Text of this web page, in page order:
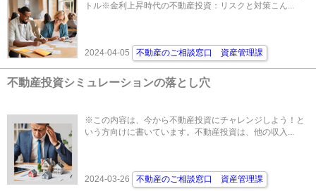
トル※金利上昇時代の不動産投資：リスクと対策こん...
2024-04-05 不動産のご相談窓口 資産管理課
不動産投資シミュレーションの落とし穴
※この内容は、今から不動産投資にチャレンジしよう！と
いう方向けに書いています。不動産投資は、他の収入...
2024-03-26 不動産のご相談窓口 資産管理課